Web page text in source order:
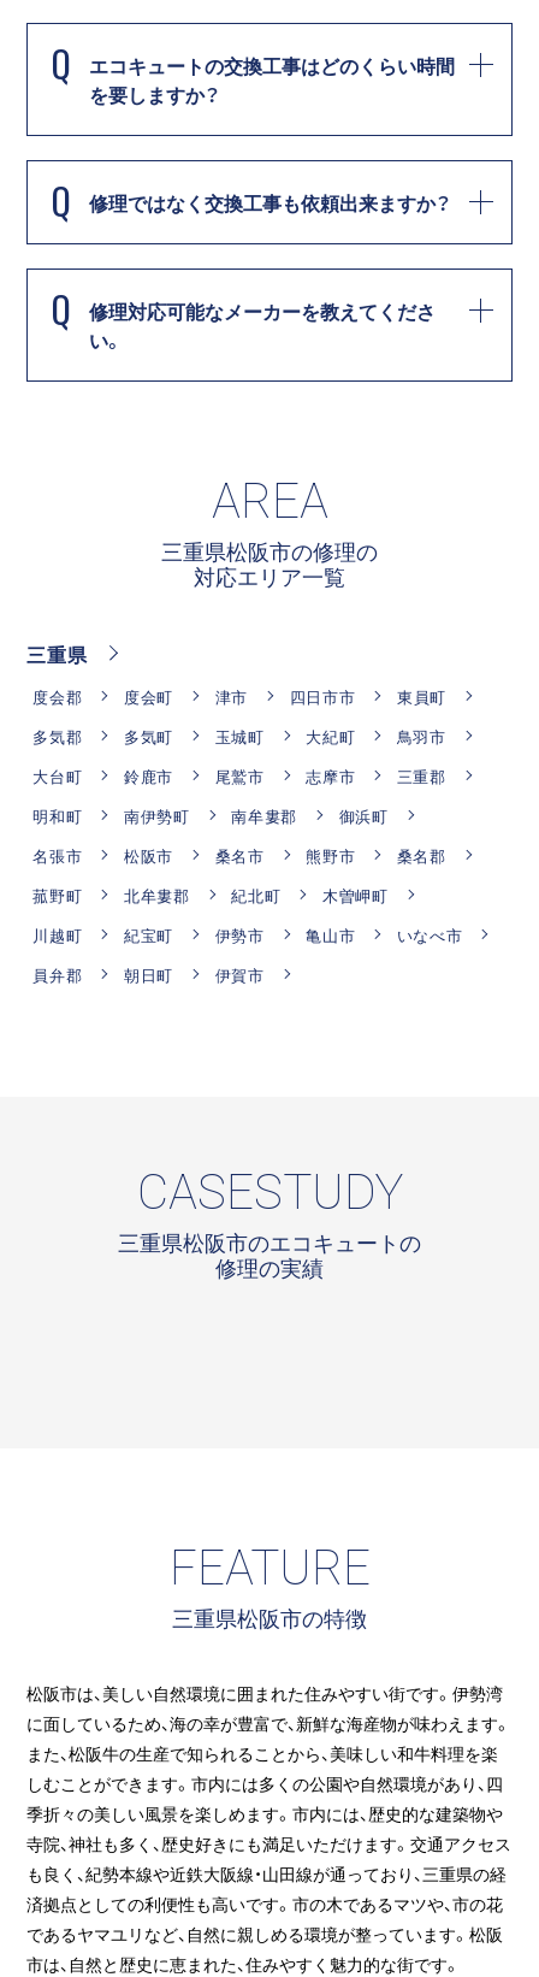
Q
エコキュートの交換工事はどのくらい時間
を要しますか？
Q 修理ではなく交換工事も依頼出来ますか？
Q
修理対応可能なメーカーを教えてくださ
い。
AREA
三重県松阪市の修理の
対応エリア一覧
三重県
度会郡 度会町 津市 四日市市
東員町
多気郡
多気町 玉城町 大紀町
鳥羽市
大台町
鈴鹿市 尾鷲市 志摩市
三重郡
明和町
南伊勢町 南牟婁郡
御浜町
名張市
松阪市 桑名市 熊野市
桑名郡
菰野町
北牟婁郡 紀北町
木曽岬町
川越町
紀宝町 伊勢市 亀山市
いなべ市
員弁郡
朝日町 伊賀市
CASESTUDY
三重県松阪市のエコキュートの
修理の実績
FEATURE
三重県松阪市の特徴
松阪市は、美しい自然環境に囲まれた住みやすい街です。伊勢湾
に面しているため、海の幸が豊富で、新鮮な海産物が味わえます。
また、松阪牛の生産で知られることから、美味しい和牛料理を楽
しむことができます。市内には多くの公園や自然環境があり、四
季折々の美しい風景を楽しめます。市内には、歴史的な建築物や
寺院、神社も多く、歴史好きにも満足いただけます。交通アクセス
も良く、紀勢本線や近鉄大阪線・山田線が通っており、三重県の経
済拠点としての利便性も高いです。市の木であるマツや、市の花
であるヤマユリなど、自然に親しめる環境が整っています。松阪
市は、自然と歴史に恵まれた、住みやすく魅力的な街です。